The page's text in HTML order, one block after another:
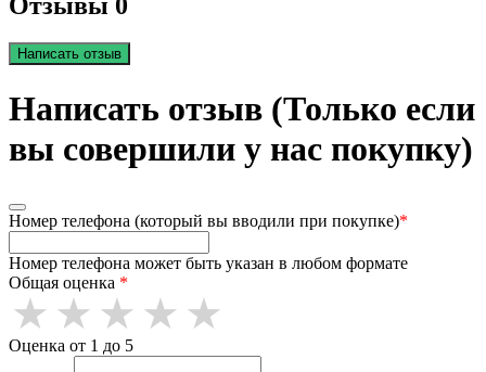
Отзывы 0
Написать отзыв
Написать отзыв (Только если
вы совершили у нас покупку)
Номер телефона (который вы вводили при покупке)*
Номер телефона может быть указан в любом формате
Общая оценка *
Оценка от 1 до 5